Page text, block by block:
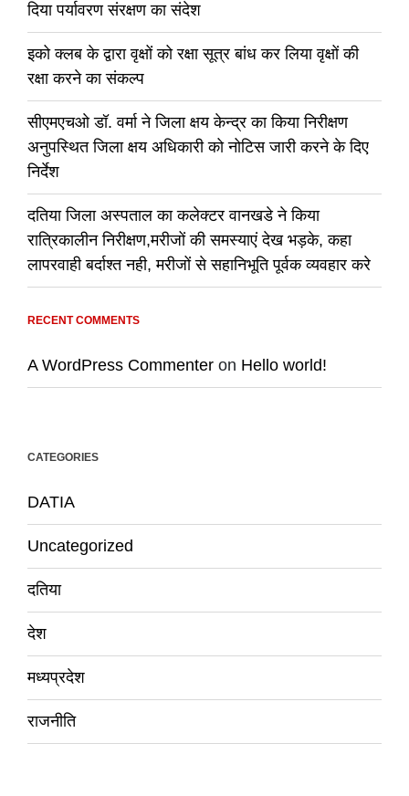
दिया पर्यावरण संरक्षण का संदेश
इको क्लब के द्वारा वृक्षों को रक्षा सूत्र बांध कर लिया वृक्षों की
रक्षा करने का संकल्प
सीएमएचओ डॉ. वर्मा ने जिला क्षय केन्द्र का किया निरीक्षण
अनुपस्थित जिला क्षय अधिकारी को नोटिस जारी करने के दिए
निर्देश
दतिया जिला अस्पताल का कलेक्टर वानखडे ने किया
रात्रिकालीन निरीक्षण,मरीजों की समस्याएं देख भड़के, कहा
लापरवाही बर्दाश्त नही, मरीजों से सहानिभूति पूर्वक व्यवहार करे
RECENT COMMENTS
A WordPress Commenter on Hello world!
CATEGORIES
DATIA
Uncategorized
दतिया
देश
मध्यप्रदेश
राजनीति